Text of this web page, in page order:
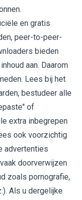
en gratis
peer-to-peer-
bieden
aan. Daarom
Lees bij het
bestudeer alle
of
extra inbegrepen
ook voorzichtig
advertenties
doorverwijzen
zoals pornografie,
Als u dergelijke